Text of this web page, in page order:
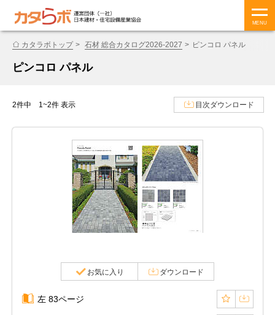
MENU
カタラボトップ 石材 総合カタログ2026-2027 ピンコロ パネル
ピンコロ パネル
2件中 1~2件 表示 目次ダウンロード
お気に入り ダウンロード
左 83ページ